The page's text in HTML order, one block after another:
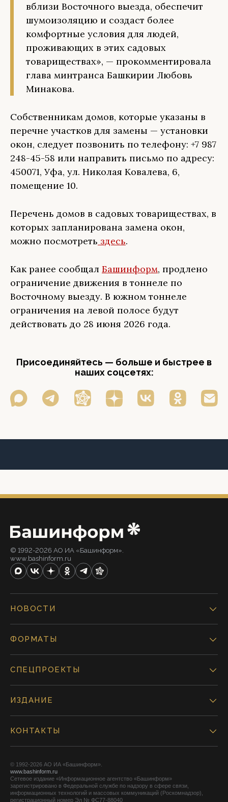
вблизи Восточного выезда, обеспечит
шумоизоляцию и создаст более
комфортные условия для людей,
проживающих в этих садовых
товариществах», — прокомментировала
глава минтранса Башкирии Любовь
Минакова.
Собственникам домов, которые указаны в
перечне участков для замены — установки
окон, следует позвонить по телефону: +7 987
248-45-58 или направить письмо по адресу:
450071, Уфа, ул. Николая Ковалева, 6,
помещение 10.
Перечень домов в садовых товариществах, в
которых запланирована замена окон,
можно посмотреть здесь.
Как ранее сообщал Башинформ, продлено
ограничение движения в тоннеле по
Восточному выезду. В южном тоннеле
ограничения на левой полосе будут
действовать до 28 июня 2026 года.
Присоединяйтесь — больше и быстрее в
наших соцсетях:
© 1992-2026 АО ИА «Башинформ».
www.bashinform.ru
НОВОСТИ
ФОРМАТЫ
СПЕЦПРОЕКТЫ
ИЗДАНИЕ
КОНТАКТЫ
© 1992-2026 АО ИА «Башинформ».
www.bashinform.ru
Сетевое издание «Информационное агентство «Башинформ»
зарегистрировано в Федеральной службе по надзору в сфере связи,
информационных технологий и массовых коммуникаций (Роскомнадзор),
регистрационный номер Эл № ФС77-88040